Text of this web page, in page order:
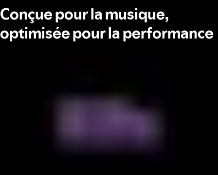
Conçue pour la musique,
optimisée pour la performance